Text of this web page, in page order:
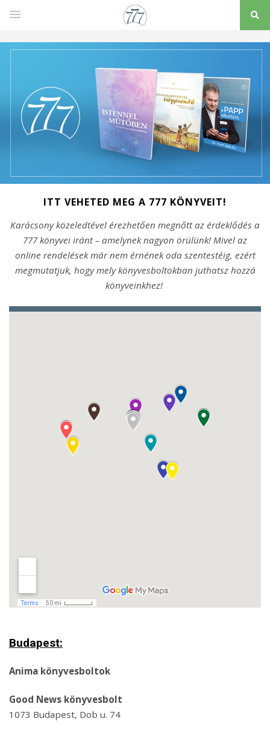
ITT VEHETED MEG A 777 KÖNYVEIT!
Karácsony közeledtével érezhetően megnőtt az érdeklődés a
777 könyvei iránt – amelynek nagyon örülünk! Mivel az
online rendelések már nem érnének oda szentestéig, ezért
megmutatjuk, hogy mely könyvesboltokban juthatsz hozzá
könyveinkhez!
Budapest:
Anima könyvesboltok
Good News könyvesbolt
1073 Budapest, Dob u. 74